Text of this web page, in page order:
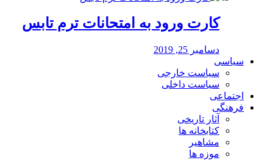
کارت ورود به امتحانات ترم تابس
دسامبر 25, 2019
سیاسی
سیاست خارجی
سیاست داخلی
اجتماعی
فرهنگی
آثار تاریخی
کتابخانه ها
مشاهیر
موزه ها